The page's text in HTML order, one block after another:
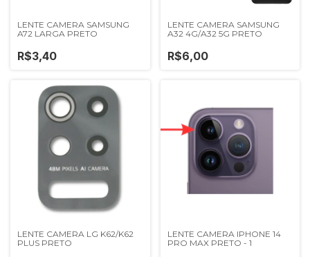
LENTE CAMERA SAMSUNG
A72 LARGA PRETO
R$3,40
LENTE CAMERA SAMSUNG
A32 4G/A32 5G PRETO
R$6,00
LENTE CAMERA LG K62/K62
PLUS PRETO
LENTE CAMERA IPHONE 14
PRO MAX PRETO - 1